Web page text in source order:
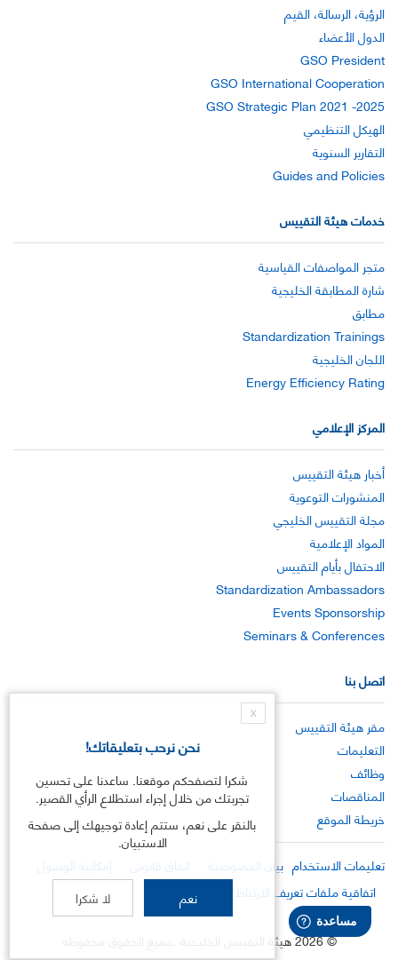
الرؤية، الرسالة، القيم
الدول الأعضاء
GSO President
GSO International Cooperation
GSO Strategic Plan 2021 -2025
الهيكل التنظيمي
التقارير السنوية
Guides and Policies
خدمات هيئة التقييس
متجر المواصفات القياسية
شارة المطابقة الخليجية
مطابق
Standardization Trainings
اللجان الخليجية
Energy Efficiency Rating
المركز الإعلامي
أخبار هيئة التقييس
المنشورات التوعوية
مجلة التقييس الخليجي
المواد الإعلامية
الاحتفال بأيام التقييس
Standardization Ambassadors
Events Sponsorship
Seminars & Conferences
اتصل بنا
مقر هيئة التقييس
التعليمات
وظائف
المناقصات
خريطة الموقع
تعليمات الاستخدام بيان الخصوصية اتفاق قانوني
إمكانية الوصول
اتفاقية ملفات تعريف الارتباط
©
2026هيئة التقييس الخليجية .جميع الحقوق محفوظة
X
نحن نرحب بتعليقاتك!
شكرا لتصفحكم موقعنا. ساعدنا على تحسين
تجربتك من خلال إجراء استطلاع الرأي القصير.
بالنقر على نعم، ستتم إعادة توجيهك إلى صفحة
الاستبيان.
نعم لا شكرا